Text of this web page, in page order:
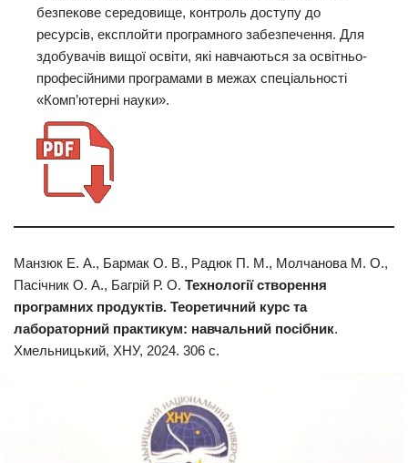
безпекове середовище, контроль доступу до
ресурсів, експлойти програмного забезпечення. Для
здобувачів вищої освіти, які навчаються за освітньо-
професійними програмами в межах спеціальності
«Комп’ютерні науки».
Манзюк Е. А., Бармак О. В., Радюк П. М., Молчанова М. О.,
Пасічник О. А., Багрій Р. О. Технології створення
програмних продуктів. Теоретичний курс та
лабораторний практикум: навчальний посібник.
Хмельницький, ХНУ, 2024. 306 с.